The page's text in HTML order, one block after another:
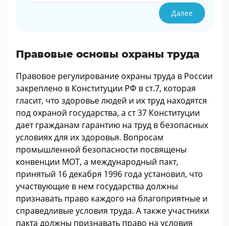
Далее
Правовые основы охраны труда
Правовое регулирование охраны труда в России
закреплено в Конституции РФ в ст.7, которая
гласит, что здоровье людей и их труд находятся
под охраной государства, а ст 37 Конституции
дает гражданам гарантию на труд в безопасных
условиях для их здоровья. Вопросам
промышленной безопасности посвящены
конвенции МОТ, а международный пакт,
принятый 16 декабря 1996 года установил, что
участвующие в нем государства должны
признавать право каждого на благоприятные и
справедливые условия труда. А также участники
пакта должны признавать право на условия